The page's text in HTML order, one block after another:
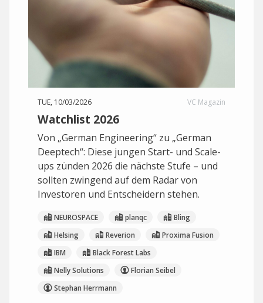
TUE, 10/03/2026 VC Magazin
Watchlist 2026
Von „German Engineering“ zu „German
Deeptech“: Diese jungen Start- und Scale-
ups zünden 2026 die nächste Stufe – und
sollten zwingend auf dem Radar von
Investoren und Entscheidern stehen.
NEUROSPACE planqc
Bling
Helsing
Reverion
Proxima Fusion
IBM
Black Forest Labs
Nelly Solutions
Florian Seibel
Stephan Herrmann